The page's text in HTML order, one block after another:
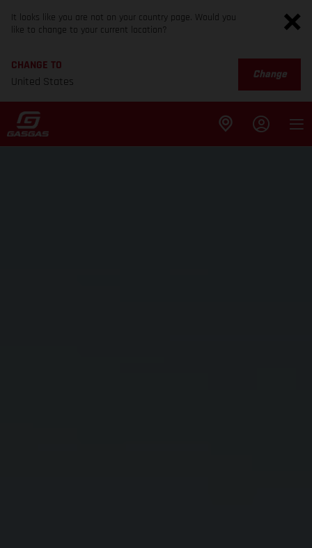
It looks like you are not on your country page. Would you
like to change to your current location?
CHANGE TO
United States
Change